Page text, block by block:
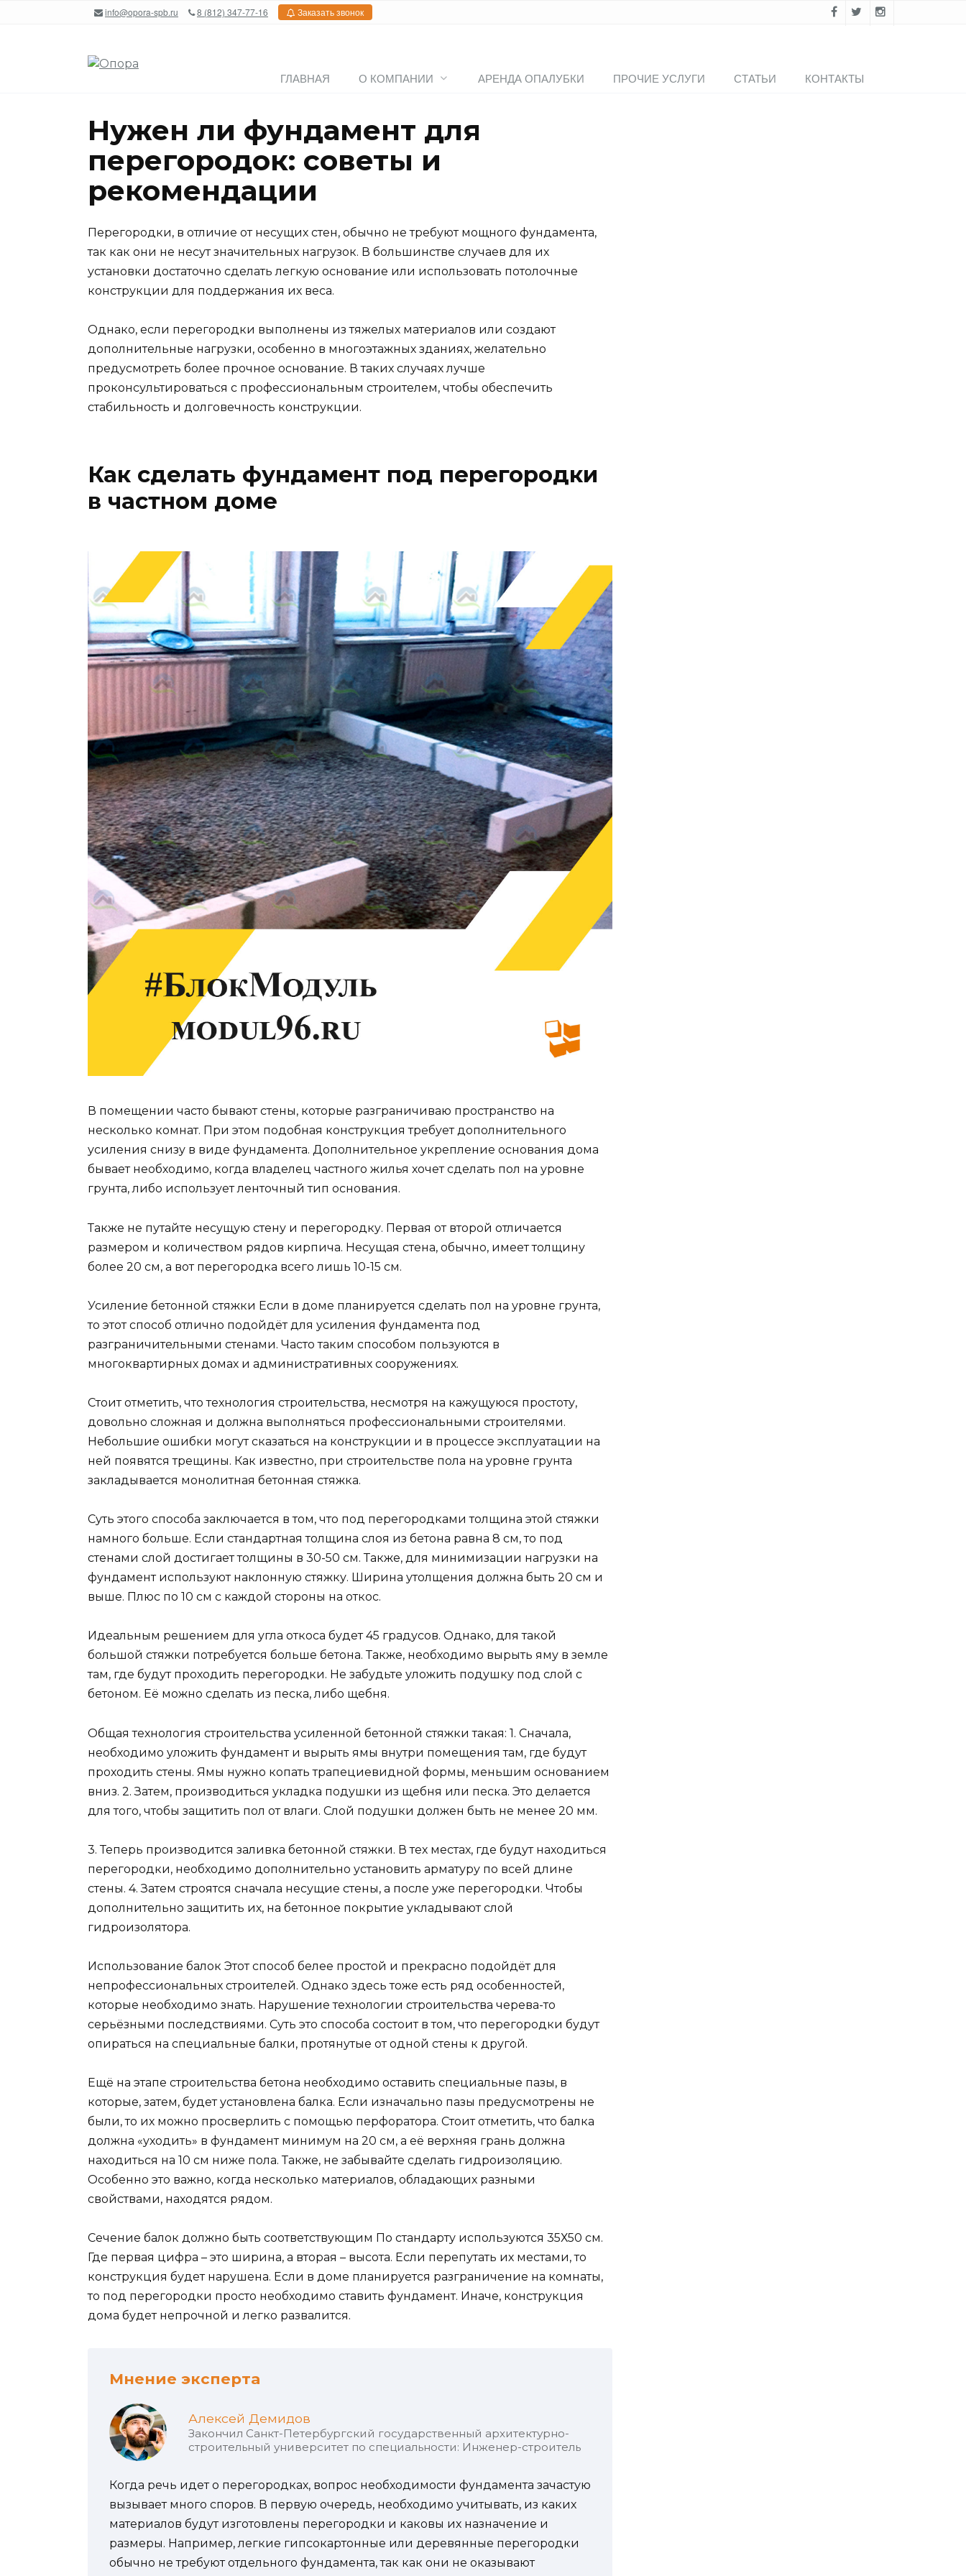
info@opora-spb.ru 8 (812) 347-77-16 Заказать звонок
ГЛАВНАЯ О КОМПАНИИ АРЕНДА ОПАЛУБКИ ПРОЧИЕ УСЛУГИ СТАТЬИ КОНТАКТЫ
Нужен ли фундамент для
перегородок: советы и
рекомендации
Перегородки, в отличие от несущих стен, обычно не требуют мощного фундамента,
так как они не несут значительных нагрузок. В большинстве случаев для их
установки достаточно сделать легкую основание или использовать потолочные
конструкции для поддержания их веса.
Однако, если перегородки выполнены из тяжелых материалов или создают
дополнительные нагрузки, особенно в многоэтажных зданиях, желательно
предусмотреть более прочное основание. В таких случаях лучше
проконсультироваться с профессиональным строителем, чтобы обеспечить
стабильность и долговечность конструкции.
Как сделать фундамент под перегородки
в частном доме
В помещении часто бывают стены, которые разграничиваю пространство на
несколько комнат. При этом подобная конструкция требует дополнительного
усиления снизу в виде фундамента. Дополнительное укрепление основания дома
бывает необходимо, когда владелец частного жилья хочет сделать пол на уровне
грунта, либо использует ленточный тип основания.
Также не путайте несущую стену и перегородку. Первая от второй отличается
размером и количеством рядов кирпича. Несущая стена, обычно, имеет толщину
более 20 см, а вот перегородка всего лишь 10-15 см.
Усиление бетонной стяжки Если в доме планируется сделать пол на уровне грунта,
то этот способ отлично подойдёт для усиления фундамента под
разграничительными стенами. Часто таким способом пользуются в
многоквартирных домах и административных сооружениях.
Стоит отметить, что технология строительства, несмотря на кажущуюся простоту,
довольно сложная и должна выполняться профессиональными строителями.
Небольшие ошибки могут сказаться на конструкции и в процессе эксплуатации на
ней появятся трещины. Как известно, при строительстве пола на уровне грунта
закладывается монолитная бетонная стяжка.
Суть этого способа заключается в том, что под перегородками толщина этой стяжки
намного больше. Если стандартная толщина слоя из бетона равна 8 см, то под
стенами слой достигает толщины в 30-50 см. Также, для минимизации нагрузки на
фундамент используют наклонную стяжку. Ширина утолщения должна быть 20 см и
выше. Плюс по 10 см с каждой стороны на откос.
Идеальным решением для угла откоса будет 45 градусов. Однако, для такой
большой стяжки потребуется больше бетона. Также, необходимо вырыть яму в земле
там, где будут проходить перегородки. Не забудьте уложить подушку под слой с
бетоном. Её можно сделать из песка, либо щебня.
Общая технология строительства усиленной бетонной стяжки такая: 1. Сначала,
необходимо уложить фундамент и вырыть ямы внутри помещения там, где будут
проходить стены. Ямы нужно копать трапециевидной формы, меньшим основанием
вниз. 2. Затем, производиться укладка подушки из щебня или песка. Это делается
для того, чтобы защитить пол от влаги. Слой подушки должен быть не менее 20 мм.
3. Теперь производится заливка бетонной стяжки. В тех местах, где будут находиться
перегородки, необходимо дополнительно установить арматуру по всей длине
стены. 4. Затем строятся сначала несущие стены, а после уже перегородки. Чтобы
дополнительно защитить их, на бетонное покрытие укладывают слой
гидроизолятора.
Использование балок Этот способ белее простой и прекрасно подойдёт для
непрофессиональных строителей. Однако здесь тоже есть ряд особенностей,
которые необходимо знать. Нарушение технологии строительства черева-то
серьёзными последствиями. Суть это способа состоит в том, что перегородки будут
опираться на специальные балки, протянутые от одной стены к другой.
Ещё на этапе строительства бетона необходимо оставить специальные пазы, в
которые, затем, будет установлена балка. Если изначально пазы предусмотрены не
были, то их можно просверлить с помощью перфоратора. Стоит отметить, что балка
должна «уходить» в фундамент минимум на 20 см, а её верхняя грань должна
находиться на 10 см ниже пола. Также, не забывайте сделать гидроизоляцию.
Особенно это важно, когда несколько материалов, обладающих разными
свойствами, находятся рядом.
Сечение балок должно быть соответствующим По стандарту используются 35Х50 см.
Где первая цифра – это ширина, а вторая – высота. Если перепутать их местами, то
конструкция будет нарушена. Если в доме планируется разграничение на комнаты,
то под перегородки просто необходимо ставить фундамент. Иначе, конструкция
дома будет непрочной и легко развалится.
Мнение эксперта
Алексей Демидов
Закончил Санкт-Петербургский государственный архитектурно-
строительный университет по специальности: Инженер-строитель
Когда речь идет о перегородках, вопрос необходимости фундамента зачастую
вызывает много споров. В первую очередь, необходимо учитывать, из каких
материалов будут изготовлены перегородки и каковы их назначение и
размеры. Например, легкие гипсокартонные или деревянные перегородки
обычно не требуют отдельного фундамента, так как они не оказывают